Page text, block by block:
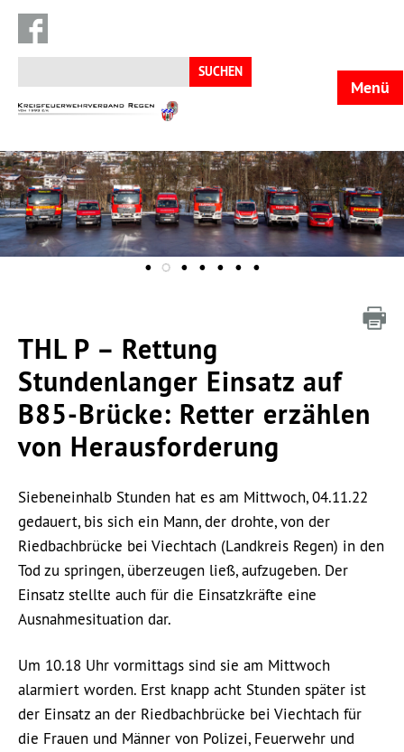
Suchen
nach:
KFV
Menü
THL P – Rettung
Stundenlanger Einsatz auf
B85-Brücke: Retter erzählen
von Herausforderung
Siebeneinhalb Stunden hat es am Mittwoch, 04.11.22
gedauert, bis sich ein Mann, der drohte, von der
Riedbachbrücke bei Viechtach (Landkreis Regen) in den
Tod zu springen, überzeugen ließ, aufzugeben. Der
Einsatz stellte auch für die Einsatzkräfte eine
Ausnahmesituation dar.
Um 10.18 Uhr vormittags sind sie am Mittwoch
alarmiert worden. Erst knapp acht Stunden später ist
der Einsatz an der Riedbachbrücke bei Viechtach für
die Frauen und Männer von Polizei, Feuerwehr und